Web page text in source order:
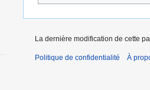
La dernière modification de cette
Politique de confidentialité À